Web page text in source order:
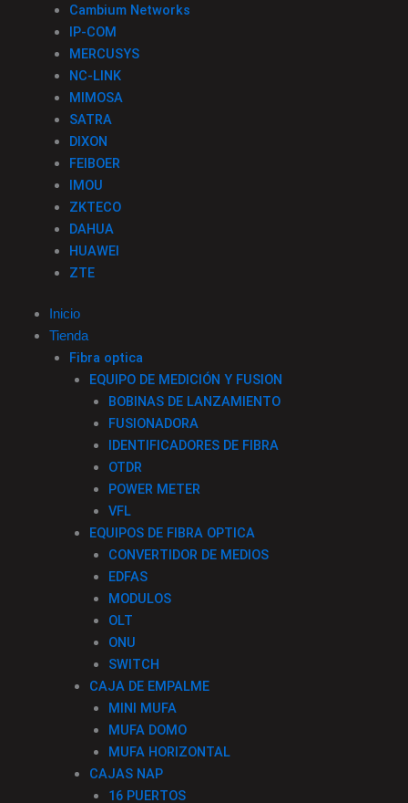
Cambium Networks
IP-COM
MERCUSYS
NC-LINK
MIMOSA
SATRA
DIXON
FEIBOER
IMOU
ZKTECO
DAHUA
HUAWEI
ZTE
Inicio
Tienda
Fibra optica
EQUIPO DE MEDICIÓN Y FUSION
BOBINAS DE LANZAMIENTO
FUSIONADORA
IDENTIFICADORES DE FIBRA
OTDR
POWER METER
VFL
EQUIPOS DE FIBRA OPTICA
CONVERTIDOR DE MEDIOS
EDFAS
MODULOS
OLT
ONU
SWITCH
CAJA DE EMPALME
MINI MUFA
MUFA DOMO
MUFA HORIZONTAL
CAJAS NAP
16 PUERTOS